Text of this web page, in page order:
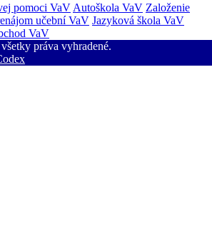
pomoci VaV Autoškola VaV Založenie
učební VaV Jazyková škola VaV
VaV
práva vyhradené.